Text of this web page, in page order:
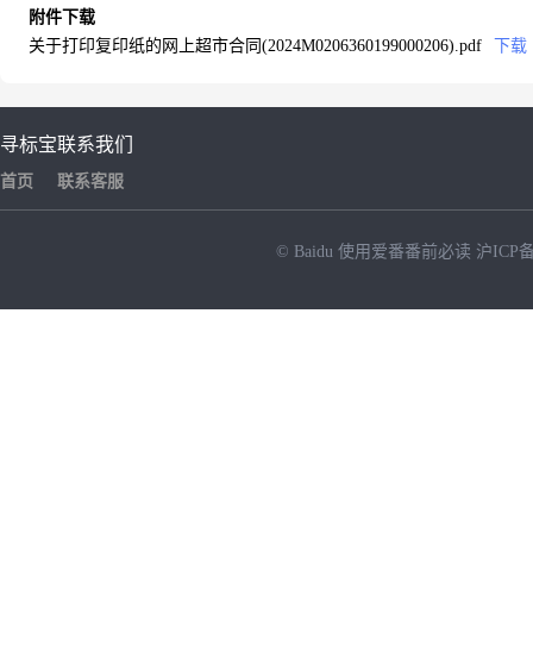
附件下载
关于打印复印纸的网上超市合同(2024M0206360199000206).pdf
下载
寻标宝
首页
联系我们
联系客服
© Baidu 使用爱番番前必读 沪ICP